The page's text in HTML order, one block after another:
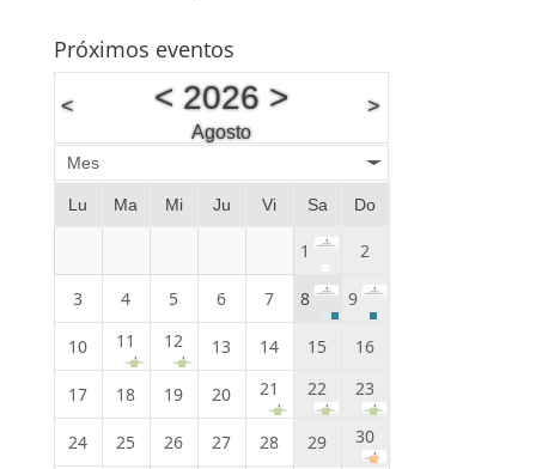
Próximos eventos
< < 2026>
Agosto
>
Mes
Lu Ma Mi Ju Vi Sa Do
1 2
3 4 5 6 7 8 9
10 11 12 13 14 15 16
17 18 19 20 21 22 23
24 25 26 27 28 29 30